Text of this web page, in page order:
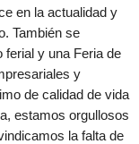
en la actualidad y
También se
ferial y una Feria de
y
de calidad de vida
estamos orgullosos
la falta de